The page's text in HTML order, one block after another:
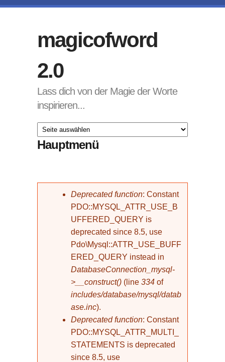
magicofword
2.0
Lass dich von der Magie der Worte
inspirieren...
Hauptmenü
Fehlermeldung
Deprecated function: Constant
PDO::MYSQL_ATTR_USE_B
UFFERED_QUERY is
deprecated since 8.5, use
Pdo\Mysql::ATTR_USE_BUFF
ERED_QUERY instead in
DatabaseConnection_mysql-
>__construct() (line 334 of
includes/database/mysql/datab
ase.inc).
Deprecated function: Constant
PDO::MYSQL_ATTR_MULTI_
STATEMENTS is deprecated
since 8.5, use